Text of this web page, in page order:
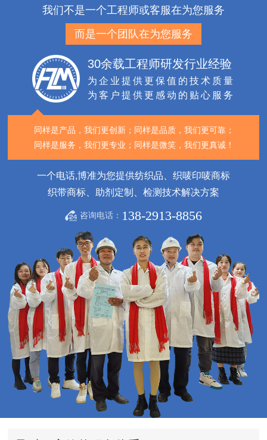
我们不是一个工程师或客服在为您服务
而是一个团队在为您服务
30余载工程师研发行业经验
为企业提供更保值的技术质量
为客户提供更感动的贴心服务
同样是产品，我们更创新； 同样是品质，我们更可靠；
同样是服务，我们更专业； 同样是微笑，我们更真诚！
一个电话,博准为您提供纺织品、织唛印唛商标
织带商标、助剂定制、检测技术解决方案
咨询电话： 138-2913-8856